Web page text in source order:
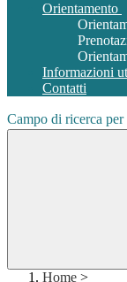
Orientamento
Informazioni
Contatti
Campo di ricerca
Home >